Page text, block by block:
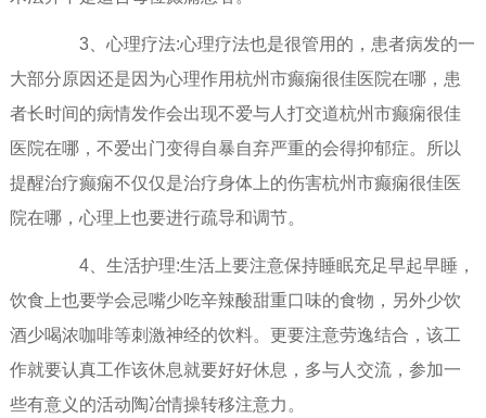
3、心理疗法:心理疗法也是很管用的，患者病发的一
大部分原因还是因为心理作用杭州市癫痫很佳医院在哪，患
者长时间的病情发作会出现不爱与人打交道杭州市癫痫很佳
医院在哪，不爱出门变得自暴自弃严重的会得抑郁症。所以
提醒治疗癫痫不仅仅是治疗身体上的伤害杭州市癫痫很佳医
院在哪，心理上也要进行疏导和调节。
4、生活护理:生活上要注意保持睡眠充足早起早睡，
饮食上也要学会忌嘴少吃辛辣酸甜重口味的食物，另外少饮
酒少喝浓咖啡等刺激神经的饮料。更要注意劳逸结合，该工
作就要认真工作该休息就要好好休息，多与人交流，参加一
些有意义的活动陶冶情操转移注意力。